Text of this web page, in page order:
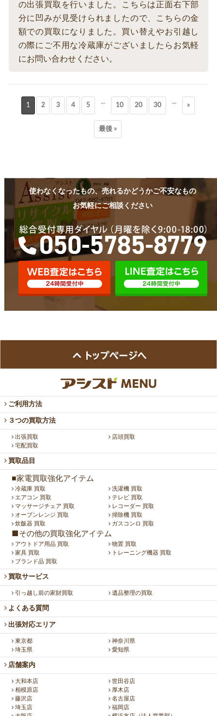
の出張買取を行いました。こちらは正面右下部
分に凹みが見受けられましたので、こちらの金
額での買取になりました。買い替えやお引越し
の際にご不用な冷蔵庫がございましたらお気軽
にお問い合わせください。
1 2 3 4 5 ... 10 20 30 ... »
最後 »
使わなくなったもの、売れるかどうかご不安なもの
お気軽にご相談ください
ご利用方法
３つの買取方法
出張買取
店頭買取
宅配買取
買取品目
■家電買取強化アイテム
冷蔵庫 買取
洗濯機 買取
エアコン 買取
テレビ 買取
マッサージチェア 買取
レコーダー 買取
オーブンレンジ 買取
掃除機 買取
炊飯器 買取
ガスコンロ 買取
■その他の買取強化アイテム
アウトドア用品 買取
物置 買取
家具 買取
トレーニング機器 買取
ブランド品 買取
買取サービス
引っ越し前の家財買取 遺品整理の買取
よくある質問
出張対応エリア
東京都
神奈川県
埼玉県
愛知県
店舗案内
大和本店
世田谷店
相模原店
厚木店
藤沢店
名古屋店
埼玉店
福岡店